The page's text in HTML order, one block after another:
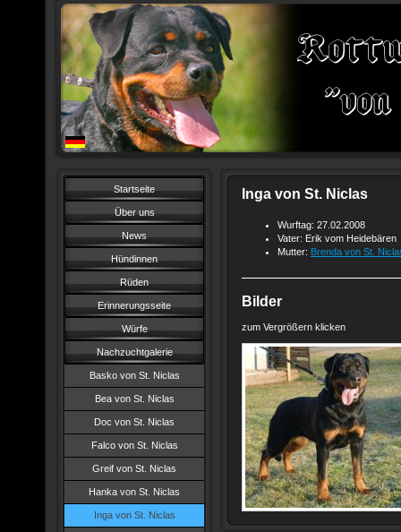
Startseite
Über uns
News
Hündinnen
Rüden
Erinnerungsseite
Würfe
Nachzuchtgalerie
Basko von St. Niclas
Bea von St. Niclas
Doc von St. Niclas
Falco von St. Niclas
Greif von St. Niclas
Hanka von St. Niclas
Inga von St. Niclas
Inga von St. Niclas
Wurftag: 27.02.2008
Vater: Erik vom Heidebären
Mutter: Brenda von St.
Bilder
zum Vergrößern klicken